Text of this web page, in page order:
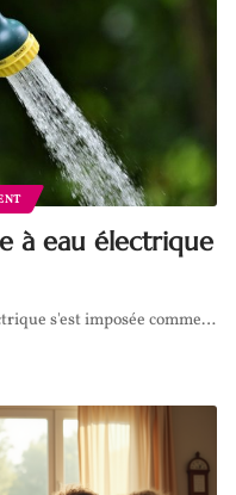
à eau électrique
s'est imposée comme…